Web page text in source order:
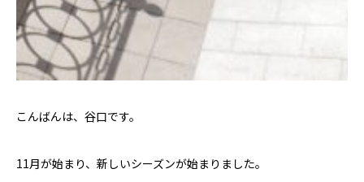
こんばんは、谷口です。
11月が始まり、新しいシーズンが始まりました。